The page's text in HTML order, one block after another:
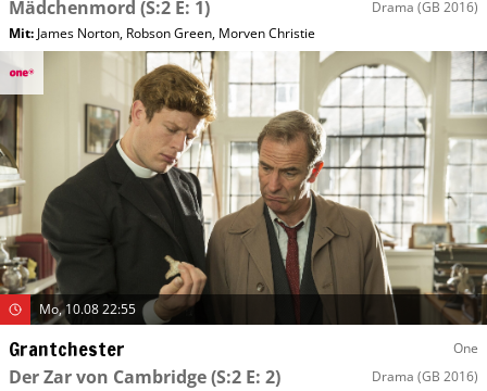
Mädchenmord (S:2 E: 1) Drama (GB 2016)
Mit: James Norton, Robson Green, Morven Christie
Mo, 10.08 22:55
Grantchester One
Der Zar von Cambridge(S:2 E: 2) Drama (GB 2016)